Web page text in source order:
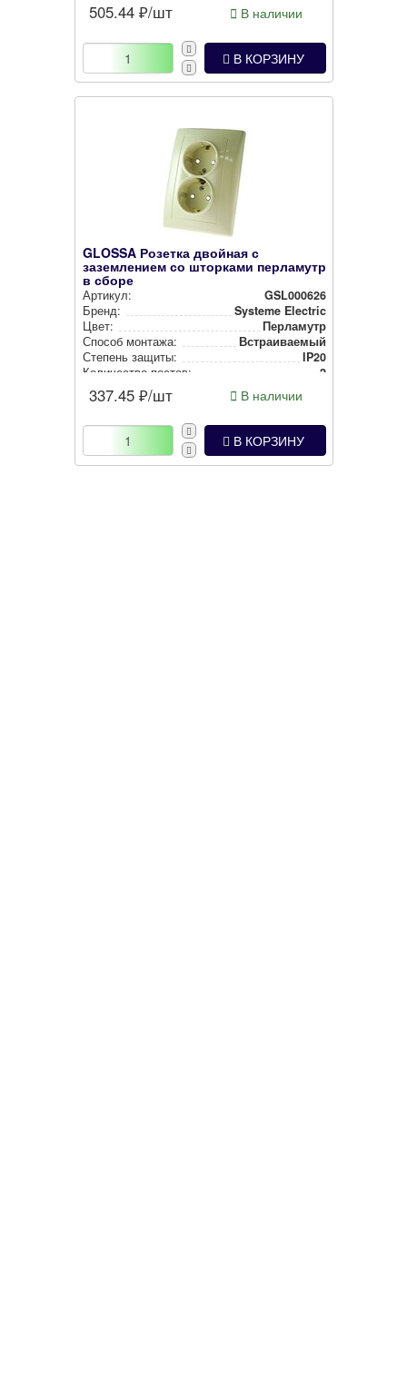
505.44 ₽/шт В наличии
В КОРЗИНУ
GLOSSA Розетка двойная с
заземлением со шторками перламутр
в сборе
Артикул:
GSL000626
Бренд:
Systeme Electric
Цвет:
Перламутр
Способ монтажа:
Встра­ива­емый
Степень защиты:
IP20
Количество постов:
2
337.45 ₽/шт В наличии
В КОРЗИНУ